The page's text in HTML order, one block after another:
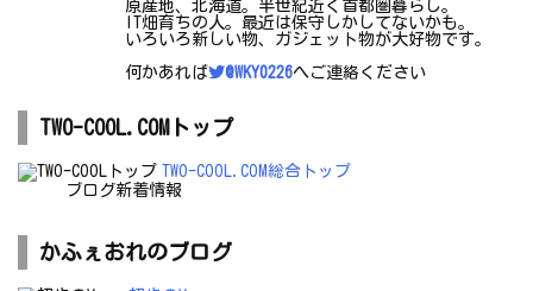
原産地、北海道。半世紀近く首都圏暮らし。
IT畑育ちの人。最近は保守しかしてないかも。
いろいろ新しい物、ガジェット物が大好物です。
何かあれば
@WKY0226へご連絡ください
TWO-COOL.COMトップ
TWO-COOL.COM総合トップ
ブログ新着情報
かふぇおれのブログ